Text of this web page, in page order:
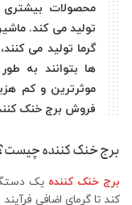
محصولات بیشتری
تولید می کند.
گرما تولید می
ها بتوانند به
موثرترین و کم
فروش برج خنک
برج خنک کننده
برج خنک کننده یک
کند تا گرمای اضافی